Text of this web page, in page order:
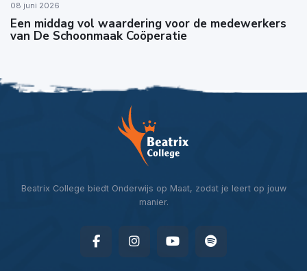
08 juni 2026
Een middag vol waardering voor de medewerkers
van De Schoonmaak Coöperatie
Beatrix College biedt Onderwijs op Maat, zodat je leert op jouw
manier.